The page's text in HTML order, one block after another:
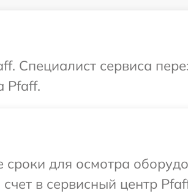
Специалист сервиса
Pfaff.
сроки для осмотра
в сервисный центр